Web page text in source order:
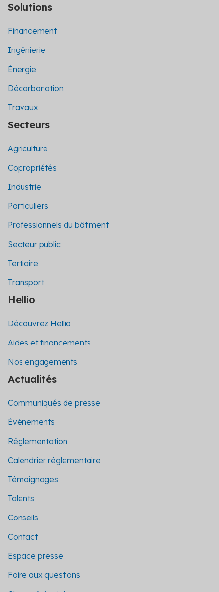
Solutions
Financement
Ingénierie
Énergie
Décarbonation
Travaux
Secteurs
Agriculture
Copropriétés
Industrie
Particuliers
Professionnels du bâtiment
Secteur public
Tertiaire
Transport
Hellio
Découvrez Hellio
Aides et financements
Nos engagements
Actualités
Communiqués de presse
Événements
Réglementation
Calendrier réglementaire
Témoignages
Talents
Conseils
Contact
Espace presse
Foire aux questions